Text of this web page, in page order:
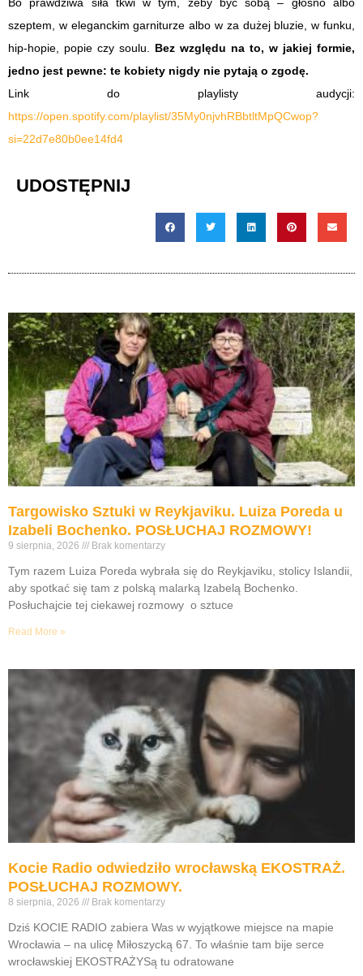
Bo prawdziwa siła tkwi w tym, żeby być sobą – głośno albo
szeptem, w eleganckim garniturze albo w za dużej bluzie, w funku,
hip-hopie, popie czy soulu.
Bez względu na to, w jakiej formie,
jedno jest pewne: te kobiety nigdy nie pytają o zgodę.
Link do playlisty audycji:
https://open.spotify.com/playlist/35My0njvhRBbtltMpQCwop?
si=22d7e80b0ee14fd4
UDOSTĘPNIJ
Targowisko Sztuki w Reykjaviku. Luiza Poreda u
Izabeli Bochenko. POSŁUCHAJ ROZMOWY!
9 sierpnia, 2026 Brak komentarzy
Tym razem Luiza Poreda wybrała się do Reykjaviku, stolicy Islandii,
aby spotkać się tam z polską malarką Izabelą Bochenko.
Posłuchajcie tej ciekawej rozmowy o sztuce
Read More »
Kocie Radio odwiedziło wrocławską EKOSTRAŻ.
POSŁUCHAJ ROZMOWY.
8 sierpnia, 2026 Brak komentarzy
Dziś KOCIE RADIO zabiera Was w wyjątkowe miejsce na mapie
Wrocławia – na ulicę Miłoszycką 67. To właśnie tam bije serce
wrocławskiej EKOSTRAŻYSą tu odratowane